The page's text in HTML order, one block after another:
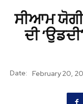
ਸੀਆਮ
ਦੀ
Date: February 20,